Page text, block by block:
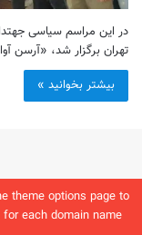
theme options page to
each domain name.
در این مراسم سیاسی
تهران برگزار شد، «آرسن
بیشتر بخوانید »